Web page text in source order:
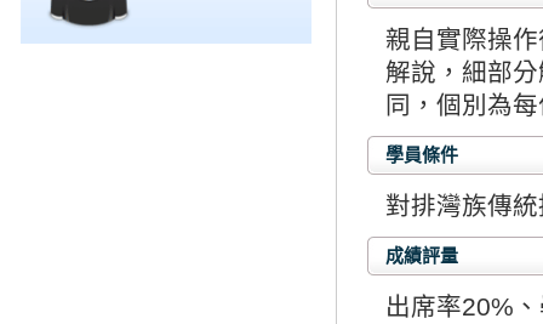
親自實際操
解說，細部
同，個別為
學員條件
對排灣族傳
成績評量
出席率20%